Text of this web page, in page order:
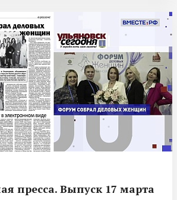
пресса. Выпуск 17 марта